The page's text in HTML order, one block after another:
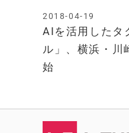
AIを活用したタ
ル」、横浜・川
始
2018-04-19